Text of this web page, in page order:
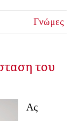
Γνώμες
του
Ας